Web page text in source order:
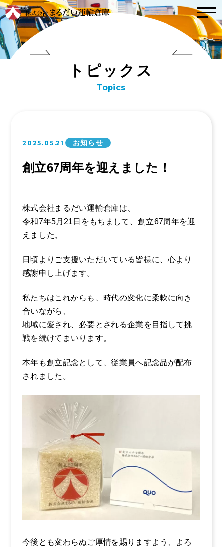
トピックス
こんな会社
倉庫事業
業務委託事業
事業拠点紹介
会社案内
お問い合わせ
企業風土・働く環
まるだいの取り組
キャリア採用のご
社員インタビュー
よくある質問
募集要項
0465-37-
8611
受付時間：平日 9:00〜17:00
ト ピ ッ ク ス
Topics
2025.05.21 お知らせ
創立67周年を迎えました！
株式会社まるだい運輸倉庫は、
令和7年5月21日をもちまして、創立67周年を迎
えました。
日頃よりご支援いただいている皆様に、心より
感謝申し上げます。
私たちはこれからも、時代の変化に柔軟に向き
合いながら、
地域に愛され、必要とされる企業を目指して挑
戦を続けてまいります。
本年も創立記念として、従業員へ記念品が配布
されました。
今後とも変わらぬご厚情を賜りますよう、よろ